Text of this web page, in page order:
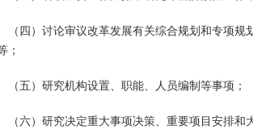
（四）讨论审议改革发展有关综合规划和专项
；
（五）研究机构设置、职能、人员编制等事项；
（六）研究决定重大事项决策、重要项目安排和